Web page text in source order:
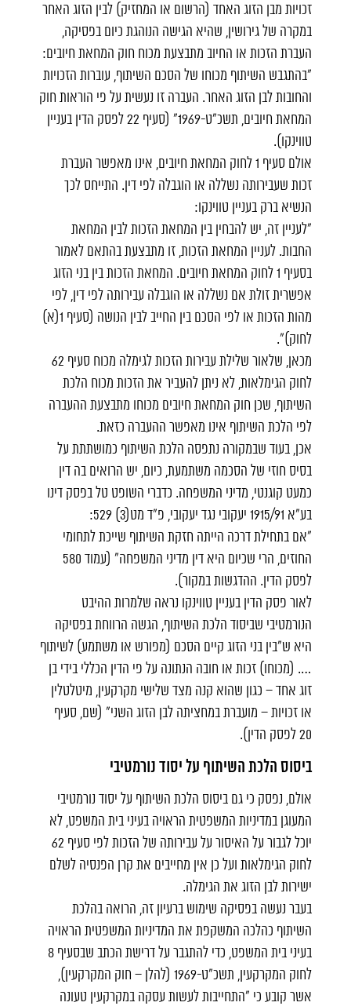
זכויות מבן הזוג האחד (הרשום או המחזיק) לבין הזוג האחר
במקרה של גירושין, שהיא הגישה הנוהגת כיום בפסיקה,
העברת הזכות או החיוב מתבצעת מכוח חוק המחאת חיובים:
"בהתגבש השיתוף מכוחו של הסכם השיתוף, עוברות הזכויות
והחובות לבן הזוג האחר. העברה זו נעשית על פי הוראות חוק
המחאת חיובים, תשכ"ט-1969" (סעיף 22 לפסק הדין בעניין
טווינקו).
אולם סעיף 1 לחוק המחאת חיובים, אינו מאפשר העברת
זכות שעבירותה נשללה או הוגבלה לפי דין. התייחס לכך
הנשיא ברק בעניין טווינקו:
"לעניין זה, יש להבחין בין המחאת הזכות לבין המחאת
החבות. לעניין המחאת הזכות, זו מתבצעת בהתאם לאמור
בסעיף 1 לחוק המחאת חיובים. המחאת הזכות בין בני הזוג
אפשרית זולת אם נשללה או הוגבלה עבירותה לפי דין, לפי
מהות הזכות או לפי הסכם בין החייב לבין הנושה (סעיף 1(א)
לחוק)".
מכאן, שלאור שלילת עבירות הזכות לגימלה מכוח סעיף 62
לחוק הגימלאות, לא ניתן להעביר את הזכות מכוח הלכת
השיתוף, שכן חוק המחאת חיובים מכוחו מתבצעת ההעברה
לפי הלכת השיתוף אינו מאפשר ההעברה כזאת.
אכן, בעוד שבמקורה נתפסה הלכת השיתוף כמושתתת על
בסיס חוזי של הסכמה משתמעת, כיום, יש הרואים בה דין
כמעט קוגנטי, מדיני המשפחה. כדברי השופט טל בפסק דינו
בע"א 1915/91 יעקובי נגד יעקובי, פ"ד מט(3) 529:
"אם בתחילת דרכה הייתה חזקת השיתוף שייכת לתחומי
החוזים, הרי שכיום היא דין מדיני המשפחה" (עמוד 580
לפסק הדין. ההדגשות במקור).
לאור פסק הדין בעניין טווינקו נראה שלמרות ההיבט
הנורמטיבי שביסוד הלכת השיתוף, הגשה הרווחת בפסיקה
היא ש"בין בני הזוג קיים הסכם (מפורש או משתמע) לשיתוף
…. (מכוחו) זכות או חובה הנתונה על פי הדין הכללי בידי בן
זוג אחד – כגון שהוא קנה מצד שלישי מקרקעין, מיטלטלין
או זכויות – מועברת במחציתה לבן הזוג השני" (שם, סעיף
20 לפסק הדין).
ביסוס הלכת השיתוף על יסוד נורמטיבי
אולם, נפסק כי גם ביסוס הלכת השיתוף על יסוד נורמטיבי
המעוגן במדיניות המשפטית הראויה בעיני בית המשפט, לא
יוכל לגבור על האיסור על עבירותה של הזכות לפי סעיף 62
לחוק הגימלאות ועל כן אין מחייבים את קרן הפנסיה לשלם
ישירות לבן הזוג את הגימלה.
בעבר נעשה בפסיקה שימוש ברעיון זה, הרואה בהלכת
השיתוף כהלכה המשקפת את המדיניות המשפטית הראויה
בעיני בית המשפט, כדי להתגבר על דרישת הכתב שבסעיף 8
לחוק המקרקעין, תשכ"ט-1969 (להלן – חוק המקרקעין),
אשר קובע כי "התחייבות לעשות עסקה במקרקעין טעונה